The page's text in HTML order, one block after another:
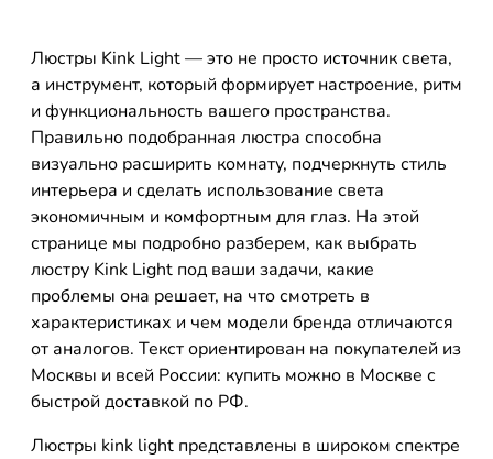
Люстры Kink Light — это не просто источник света,
а инструмент, который формирует настроение, ритм
и функциональность вашего пространства.
Правильно подобранная люстра способна
визуально расширить комнату, подчеркнуть стиль
интерьера и сделать использование света
экономичным и комфортным для глаз. На этой
странице мы подробно разберем, как выбрать
люстру Kink Light под ваши задачи, какие
проблемы она решает, на что смотреть в
характеристиках и чем модели бренда отличаются
от аналогов. Текст ориентирован на покупателей из
Москвы и всей России: купить можно в Москве с
быстрой доставкой по РФ.
Люстры kink light представлены в широком спектре